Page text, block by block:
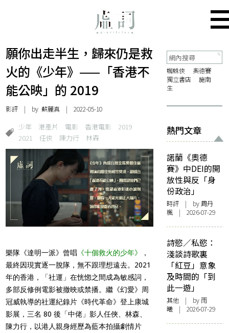
願你出走半生，歸來仍是救
火的《少年》——「香港不
能公映」的 2019
影評 | by蘇麗真 | 2022-05-10
少年 港產片 電影 香港電影
2019
2021
任俠 陳力行 林森
樂隊《達明一派》曾唱 《十個救火的少年》
，
最終因現實逐一脫隊，無不跟理想遠去。2021
年的香港，「社運」在恍惚之間成為敏感詞，
多部反修例電影被撤映或禁播。繼《幻愛》周
冠威執導的社運紀錄片《時代革命》登上康城
影展，三名 80 後「中佬」影人任俠、林森、
陳力行，以港人親身經歷為藍本拍攝劇情片
蜘蛛俠
奧德賽
獨立書店
施南
生
熱門文章
諾蘭《奧德
賽》中DEI的開
放性與反「身
份政治」
時評 | by周丹
楓 | 2026-07-29
詩慾／私慾：
淺談詩歌裏
「紅豆」意象
及時間的「到
此一遊」
其他 | by 雨
曦 | 2026-07-29